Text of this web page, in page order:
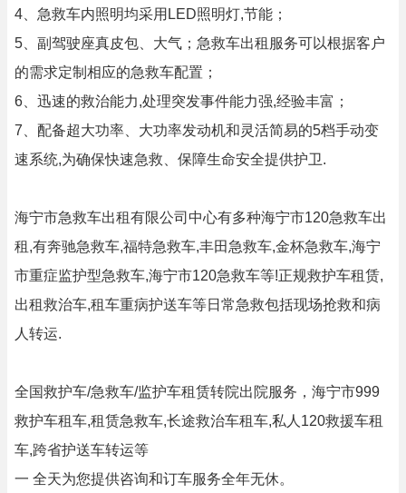
4、急救车内照明均采用LED照明灯,节能；
5、副驾驶座真皮包、大气；急救车出租服务可以根据客户
的需求定制相应的急救车配置；
6、迅速的救治能力,处理突发事件能力强,经验丰富；
7、配备超大功率、大功率发动机和灵活简易的5档手动变
速系统,为确保快速急救、保障生命安全提供护卫.
海宁市急救车出租有限公司中心有多种海宁市120急救车出
租,有奔驰急救车,福特急救车,丰田急救车,金杯急救车,海宁
市重症监护型急救车,海宁市120急救车等!正规救护车租赁,
出租救治车,租车重病护送车等日常急救包括现场抢救和病
人转运.
全国救护车/急救车/监护车租赁转院出院服务，海宁市999
救护车租车,租赁急救车,长途救治车租车,私人120救援车租
车,跨省护送车转运等
一 全天为您提供咨询和订车服务全年无休。